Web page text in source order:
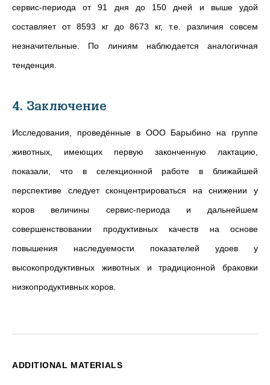
сервис-периода от 91 дня до 150 дней и выше удой
составляет от 8593 кг до 8673 кг, т.е. различия совсем
незначительные. По линиям наблюдается аналогичная
тенденция.
4. Заключение
Исследования, проведённые в ООО Барыбино на группе
животных, имеющих первую законченную лактацию,
показали, что в селекционной работе в ближайшей
перспективе следует сконцентрироваться на снижении у
коров величины сервис-периода и дальнейшем
совершенствовании продуктивных качеств на основе
повышения наследуемости показателей удоев у
высокопродуктивных животных и традиционной браковки
низкопродуктивных коров.
ADDITIONAL MATERIALS